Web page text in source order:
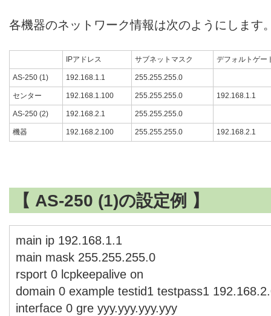
各機器のネットワーク情報は次のようにします
IPアドレス サブネットマスク デフォルトゲー
AS-250 (1) 192.168.1.1 255.255.255.0
センター 192.168.1.100 255.255.255.0 192.168.1.1
AS-250 (2) 192.168.2.1 255.255.255.0
機器 192.168.2.100 255.255.255.0 192.168.2.1
【 AS-250 (1)の設定例 】
main ip 192.168.1.1
main mask 255.255.255.0
rsport 0 lcpkeepalive on
domain 0 example testid1 testpass1
interface 0 gre yyy.yyy.yyy.yyy